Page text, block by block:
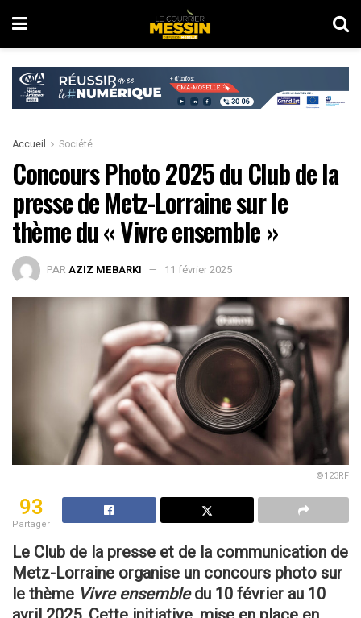
Accueil Société
Concours Photo 2025 du Club de la
presse de Metz-Lorraine sur le
thème du « Vivre ensemble »
PAR AZIZ MEBARKI 11 février 2025
©123RF
93
Partager
Le Club de la presse et de la communication de
Metz-Lorraine organise un concours photo sur
le thème Vivre ensembledu 10 février au 10